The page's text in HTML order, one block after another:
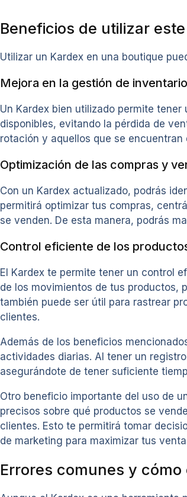
Beneficios de utilizar
Utilizar un Kardex en una boutique
Mejora en la gestión de inventario
Un Kardex bien utilizado permite
disponibles, evitando la pérdida de
rotación y aquellos que se
Optimización de las compras y
Con un Kardex actualizado, podrás
permitirá optimizar tus compras,
se venden. De esta manera, podrás
Control eficiente de los
El Kardex te permite tener un control
de los movimientos de tus productos,
también puede ser útil para rastrear
clientes.
Además de los beneficios
actividades diarias. Al tener un
asegurándote de tener suficiente
Otro beneficio importante del uso de
precisos sobre qué productos se
clientes. Esto te permitirá tomar
de marketing para maximizar tus
Errores comunes y cómo